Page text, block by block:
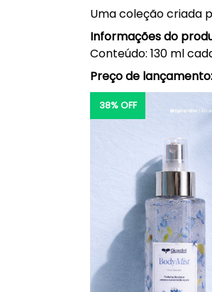
Uma coleção criada
Informações do
Conteúdo: 130 ml
Preço de lançamento:
38% OFF